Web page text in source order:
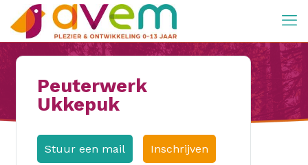
Peuterwerk
Ukkepuk
Stuur een mail Inschrijven